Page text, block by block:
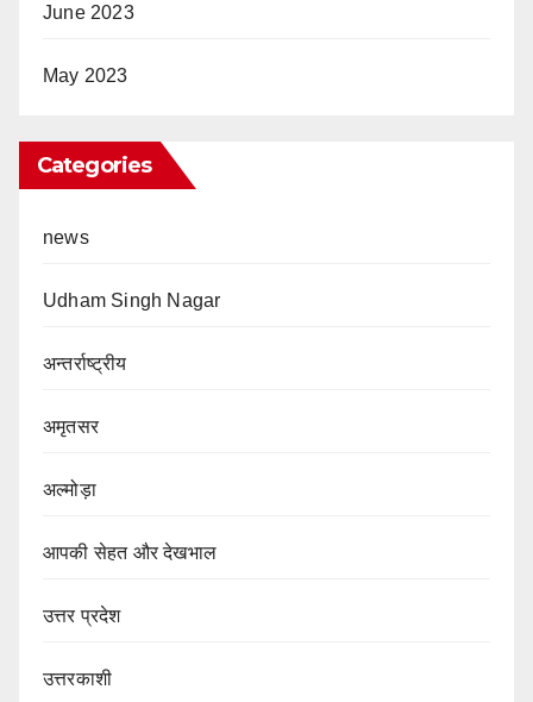
June 2023
May 2023
Categories
news
Udham Singh Nagar
अन्तर्राष्ट्रीय
अमृतसर
अल्मोड़ा
आपकी सेहत और देखभाल
उत्तर प्रदेश
उत्तरकाशी